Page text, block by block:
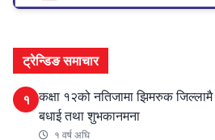
ट्रेन्डिङ समाचार
१ कक्षा १२को नतिजामा झिमरुक जिल्लामै
बधाई तथा शुभकानमना
१ वर्ष अघि